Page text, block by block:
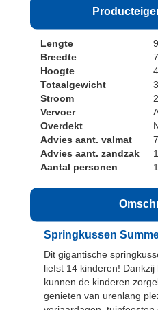
Lengte
Breedte
Hoogte
Totaalgewicht
Stroom
Vervoer
Overdekt
Advies aant. valmat
7
Advies aant. zandzak
Aantal personen
Springkussen
Dit gigantische
liefst 14 kinderen!
kunnen de kinderen
genieten van urenlang